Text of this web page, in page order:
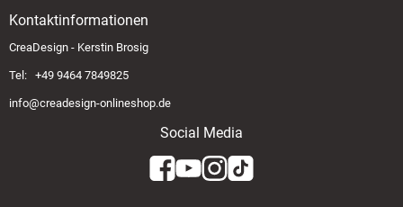
Kontaktinformationen
CreaDesign - Kerstin Brosig
Tel: +49 9464 7849825
info@creadesign-onlineshop.de
Social Media